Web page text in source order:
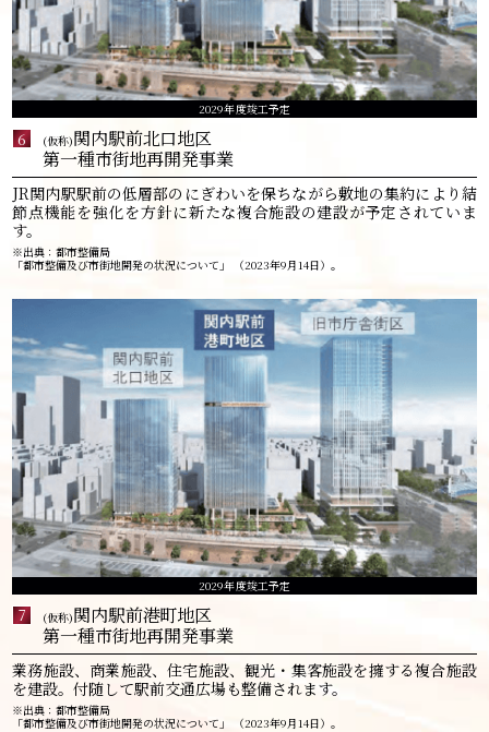
2029年度竣工予定
6 (仮称)関内駅前北口地区
第一種市街地再開発事業
JR関内駅駅前の低層部のにぎわいを保ちながら敷地の集約により結
節点機能を強化を方針に新たな複合施設の建設が予定されていま
す。
※出典：都市整備局
「都市整備及び市街地開発の状況について」 （2023年9月14日）。
2029年度竣工予定
7 (仮称)関内駅前港町地区
第一種市街地再開発事業
業務施設、商業施設、住宅施設、観光・集客施設を擁する複合施設
を建設。付随して駅前交通広場も整備されます。
※出典：都市整備局
「都市整備及び市街地開発の状況について」 （2023年9月14日）。